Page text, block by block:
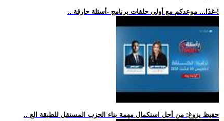
.. غدًا... موعدكم مع أولى حلقات برنامج -أسئلة حارقة-!
.. حفيظ يزوغ: من أجل استكمال مهمة بناء الحزب المستقل للطبقة الع